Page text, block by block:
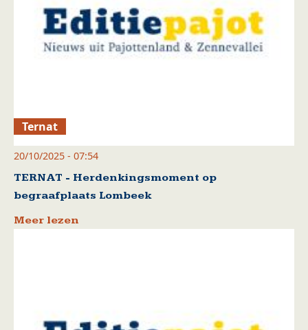
Ternat
20/10/2025 - 07:54
TERNAT - Herdenkingsmoment op
begraafplaats Lombeek
Meer lezen